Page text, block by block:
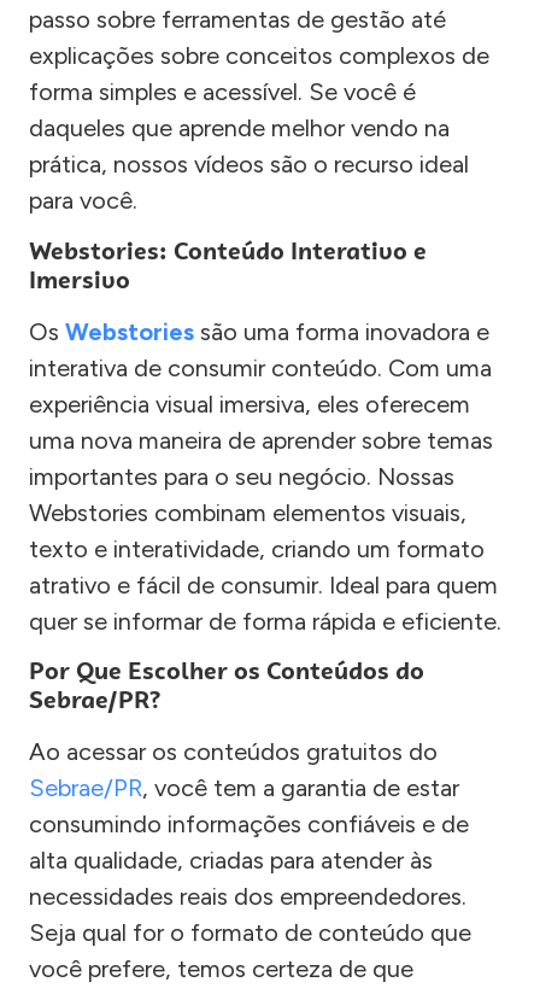
passo sobre ferramentas de gestão até
explicações sobre conceitos complexos de
forma simples e acessível. Se você é
daqueles que aprende melhor vendo na
prática, nossos vídeos são o recurso ideal
para você.
Webstories: Conteúdo Interativo e
Imersivo
Os Webstories são uma forma inovadora e
interativa de consumir conteúdo. Com uma
experiência visual imersiva, eles oferecem
uma nova maneira de aprender sobre temas
importantes para o seu negócio. Nossas
Webstories combinam elementos visuais,
texto e interatividade, criando um formato
atrativo e fácil de consumir. Ideal para quem
quer se informar de forma rápida e eficiente.
Por Que Escolher os Conteúdos do
Sebrae/PR?
Ao acessar os conteúdos gratuitos do
Sebrae/PR, você tem a garantia de estar
consumindo informações confiáveis e de
alta qualidade, criadas para atender às
necessidades reais dos empreendedores.
Seja qual for o formato de conteúdo que
você prefere, temos certeza de que